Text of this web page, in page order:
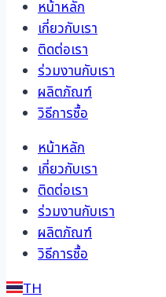
หน้าหลัก
เกี่ยวกับเรา
ติดต่อเรา
ร่วมงานกับเรา
ผลิตภัณฑ์
วิธีการซื้อ
หน้าหลัก
เกี่ยวกับเรา
ติดต่อเรา
ร่วมงานกับเรา
ผลิตภัณฑ์
วิธีการซื้อ
TH